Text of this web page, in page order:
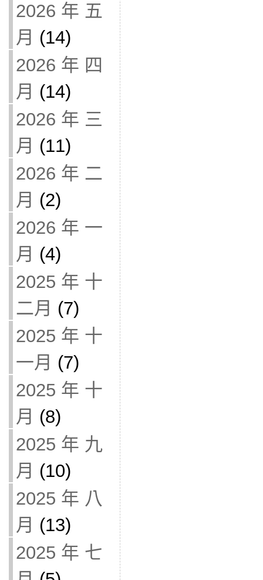
2026 年 五
月 (14)
2026 年 四
月 (14)
2026 年 三
月 (11)
2026 年 二
月 (2)
2026 年 一
月 (4)
2025 年 十
二月 (7)
2025 年 十
一月 (7)
2025 年 十
月 (8)
2025 年 九
月 (10)
2025 年 八
月 (13)
2025 年 七